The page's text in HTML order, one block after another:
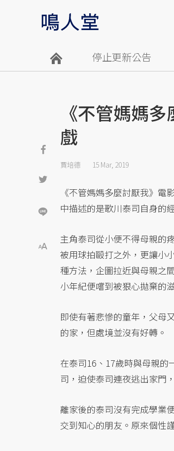
停止更新公告
《不管媽媽
戲
賈培德 15 Mar, 2019
《不管媽媽多麼討厭我》電
中描述的是歌川泰司自身的
主角泰司從小便不得母親的
被用球拍毆打之外，更讓小
種方法，企圖拉近與母親之
小年紀便嚐到被狠心拋棄的
即使有著悲慘的童年，父母
的家，但處境並沒有好轉。
在泰司16、17歲時與母親的
司，迫使泰司連夜逃出家門
離家後的泰司沒有完成學業
交到知心的朋友。原來個性